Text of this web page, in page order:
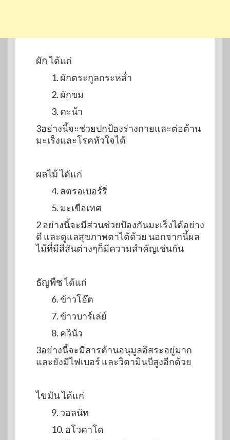
ผักได้แก่
1. ผักตระกูลกระหล่ำ
2. ผักขม
3. คะน้า
3อย่างนี้จะช่วยปกป้องร่างกายและต่อต้าน
มะเร็งและโรคหัวใจได้
ผลไม้ได้แก่
4. สตรอเบอร์รี่
5. มะเขือเทศ
2 อย่างนี้จะมีส่วนช่วยป้องกันมะเร็งได้อย่าง
ดี และดูแลสุขภาพตาได้ด้วย นอกจากนี้ผล
ไม้ที่มีสีสันต่างๆก็มีความสำคัญเช่นกัน
ธัญพืชได้แก่
6. ข้าวโอ๊ต
7. ข้าวบาร์เล่ย์
8. ควินัว
3อย่างนี้จะมีสารต้านอนุมูลอิสระอยู่มาก
และยังมีไฟเบอร์ และวิตามินบีสูงอีกด้วย
ไขมันได้แก่
9. วอลนัท
10. อโวคาโด